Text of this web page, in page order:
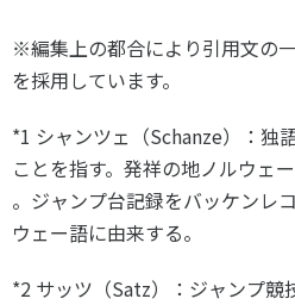
※編集上の都合により引用文の
を採用しています。
*1 シャンツェ（Schanze）：独
ことを指す。発祥の地ノルウェ
。ジャンプ台記録をバッケンレ
ウェー語に由来する。
*2 サッツ（Satz）：ジャンプ競